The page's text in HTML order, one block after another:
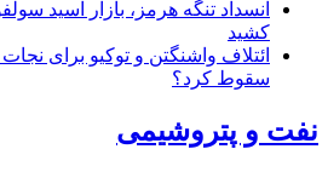
انسداد تنگه هرمز، بازار اسید
کشید
ائتلاف واشنگتن و توکیو برای
سقوط کرد؟
نفت و پتروشیمی